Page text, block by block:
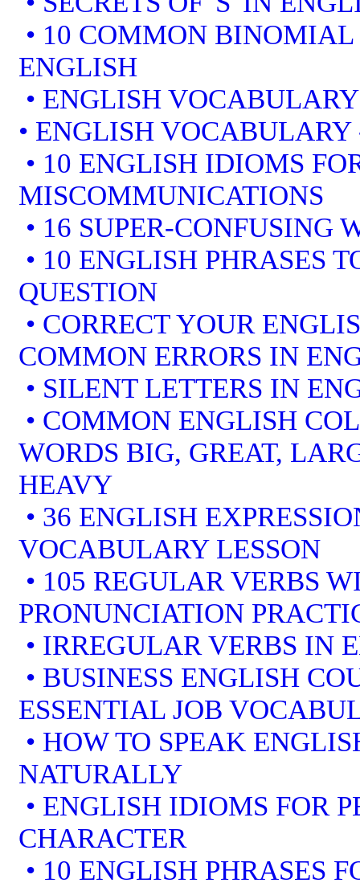
• 10 COMMON BINOMIAL
ENGLISH
• ENGLISH
• ENGLISH
• 10 ENGLISH IDIOMS
MISCOMMUNICATIONS
• 16 SUPER-CONFUSING
• 10 ENGLISH PHRASES
QUESTION
• CORRECT YOUR
COMMON ERRORS IN
• SILENT LETTERS IN
• COMMON ENGLISH
WORDS BIG, GREAT,
HEAVY
• 36 ENGLISH
VOCABULARY LESSON
• 105 REGULAR VERBS
PRONUNCIATION
• IRREGULAR VERBS IN
• BUSINESS ENGLISH
ESSENTIAL JOB
• HOW TO SPEAK
NATURALLY
• ENGLISH IDIOMS FOR
CHARACTER
• 10 ENGLISH PHRASES